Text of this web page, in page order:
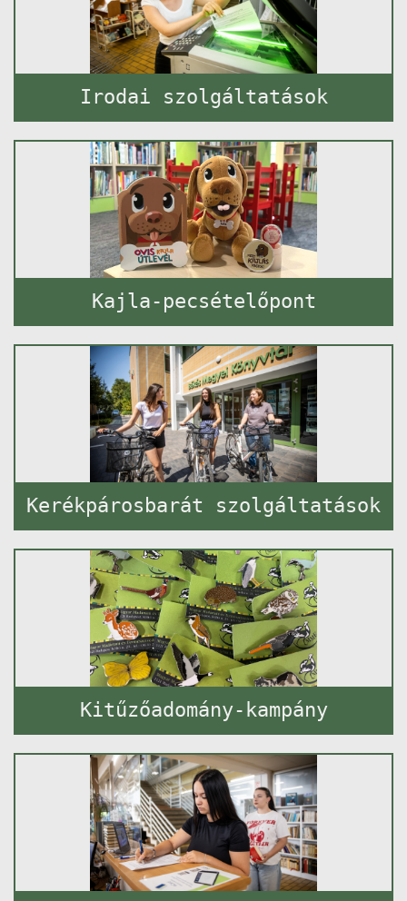
Irodai szolgáltatások
Kajla-pecsételőpont
Kerékpárosbarát szolgáltatások
Kitűzőadomány-kampány